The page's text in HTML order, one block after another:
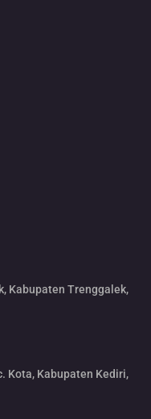
Kabupaten Trenggalek,
Kota, Kabupaten Kediri,